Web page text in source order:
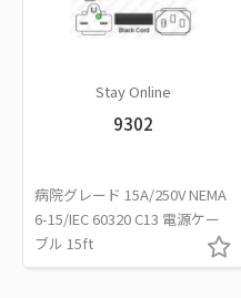
Stay Online
9302
病院グレード 15A/250V NEMA
6-15/IEC 60320 C13 電源ケー
ブル 15ft